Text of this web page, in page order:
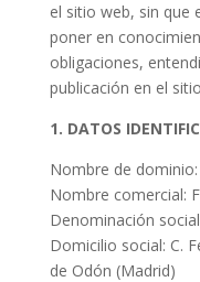
el sitio web, sin que
poner en
obligaciones,
publicación en el
1. DATOS
Nombre de dominio:
Nombre comercial:
Denominación
Domicilio social: C.
de Odón (Madrid)